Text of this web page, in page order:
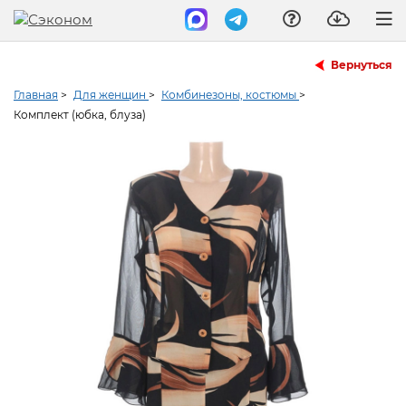
Вернуться
Главная > Для женщин > Комбинезоны, костюмы >
Комплект (юбка, блуза)